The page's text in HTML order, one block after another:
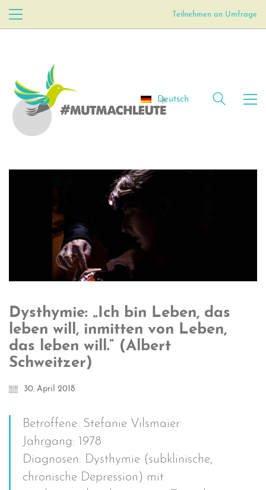
Teilnehmen an Umfrage
Deutsch
Dysthymie: „Ich bin Leben, das
leben will, inmitten von Leben,
das leben will.“ (Albert
Schweitzer)
30. April 2018
Betroffene: Stefanie Vilsmaier
Jahrgang: 1978
Diagnosen: Dysthymie (subklinische,
chronische Depression) mit